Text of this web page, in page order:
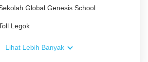
dari Sekolah Global Genesis School
dari Toll Legok
Lihat Lebih Banyak